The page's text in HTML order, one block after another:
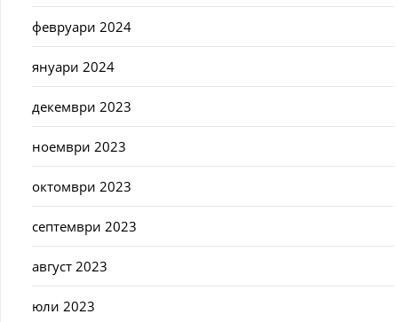
февруари 2024
януари 2024
декември 2023
ноември 2023
октомври 2023
септември 2023
август 2023
юли 2023